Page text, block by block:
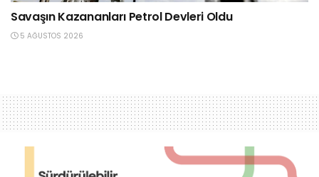
Savaşın Kazananları Petrol Devleri Oldu
5 AĞUSTOS 2026